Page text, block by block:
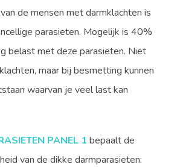
de mensen met darmklachten is
parasieten. Mogelijk is 40%
belast met deze parasieten. Niet
maar bij besmetting kunnen
waarvan je veel last kan
PANEL 1 bepaalt de
van de dikke darmparasieten: